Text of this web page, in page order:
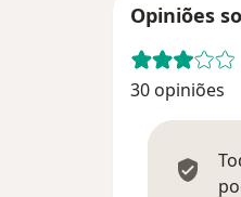
Opiniões
30 opiniões